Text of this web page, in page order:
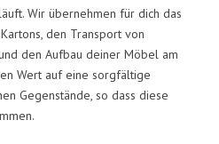
Wir übernehmen für dich das
den Transport von
den Aufbau deiner Möbel am
Wert auf eine sorgfältige
Gegenstände, so dass diese